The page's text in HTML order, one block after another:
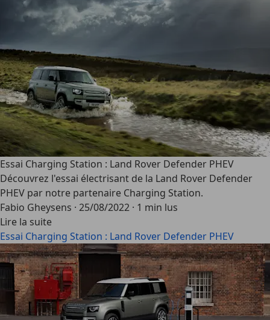
Essai Charging Station : Land Rover Defender PHEV
Découvrez l'essai électrisant de la Land Rover Defender
PHEV par notre partenaire Charging Station.
Fabio Gheysens · 25/08/2022 · 1 min lus
Lire la suite
Essai Charging Station : Land Rover Defender PHEV